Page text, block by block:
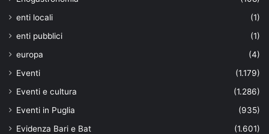
enti locali
(1)
enti pubblici
(1)
europa
(4)
Eventi
(1.179)
Eventi e cultura
(1.286)
Eventi in Puglia
(935)
Evidenza Bari e Bat
(1.601)